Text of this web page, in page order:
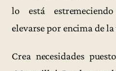
lo está
elevarse por encima de
Crea necesidades